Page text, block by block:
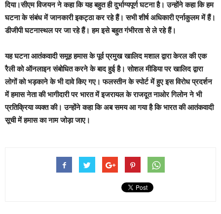
दिया।सीएम विजयन ने कहा कि यह बहुत ही दुर्भाग्यपूर्ण घटना है। उन्होंने कहा कि हम
घटना के संबंध में जानकारी इकट्ठा कर रहे हैं। सभी शीर्ष अधिकारी एर्नाकुलम में हैं।
डीजीपी घटनास्थल पर जा रहे हैं। हम इसे बहुत गंभीरता से ले रहे हैं।
यह घटना आतंकवादी समूह हमास के पूर्व प्रमुख खालिद मशाल द्वारा केरल की एक
रैली को ऑनलाइन संबोधित करने के बाद हुई है। सोशल मीडिया पर खालिद द्वारा
लोगों को भड़काने के भी दावे किए गए। फलस्तीन के स्पोर्ट में हुए इस विरोध प्रदर्शन
में हमास नेता की भागीदारी पर भारत में इजरायल के राजदूत नाओर गिलोन ने भी
प्रतिक्रिया व्यक्त की। उन्होंने कहा कि अब समय आ गया है कि भारत की आतंकवादी
सूची में हमास का नाम जोड़ा जाए।